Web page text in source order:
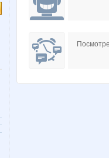
holod imp